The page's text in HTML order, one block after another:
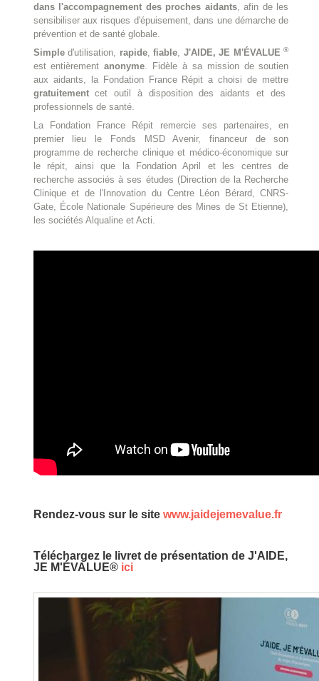
dans l'accompagnement des proches aidants, afin de les
sensibiliser aux risques d'épuisement, dans une démarche de
prévention et de santé globale.
Simpled'utilisation, rapide,fiable J'AIDE, JE M'ÉVALUE®
est entièrementanonyme . Fidèle à sa mission de soutien
aux aidants, la Fondation France Répit a choisi de mettre
gratuitementcet outil à disposition des aidants et des
professionnels de santé.
La Fondation France Répit remercie ses partenaires, en
premier lieu le Fonds MSD Avenir, financeur de son
programme de recherche clinique et médico-économique sur
le répit, ainsi que la Fondation April et les centres de
recherche associés à ses études (Direction de la Recherche
Clinique et de l'Innovation du Centre Léon Bérard, CNRS-
Gate, École Nationale Supérieure des Mines de St Etienne),
les sociétés Alqualine et Acti.
Rendez-vous sur le site www.jaidejemevalue.fr
Téléchargez le livret de présentation de J'AIDE,
JE M'ÉVALUE® ici